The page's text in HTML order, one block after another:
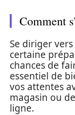
Comment
Se diriger
certaine
chances de
essentiel de
vos attentes
magasin ou
ligne.